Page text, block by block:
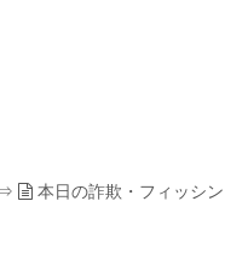
⇒
本日の詐欺・フィッシン